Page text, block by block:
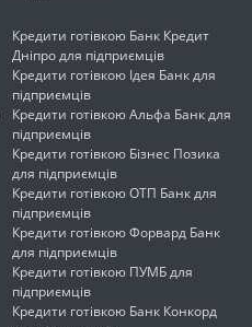
Кредити готівкою Банк Кредит
Дніпро для підприємців
Кредити готівкою Ідея Банк для
підприємців
Кредити готівкою Альфа Банк для
підприємців
Кредити готівкою Бізнес Позика
для підприємців
Кредити готівкою ОТП Банк для
підприємців
Кредити готівкою Форвард Банк
для підприємців
Кредити готівкою ПУМБ для
підприємців
Кредити готівкою Банк Конкорд